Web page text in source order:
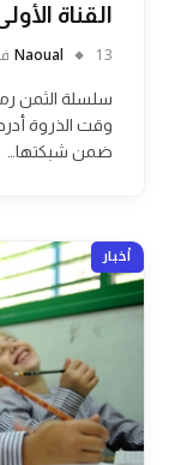
القناة
Naoual 13 فبراير, 2026
ضمن شبكتها…
أخبار